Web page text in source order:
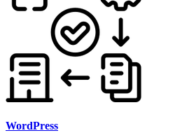
WordPress